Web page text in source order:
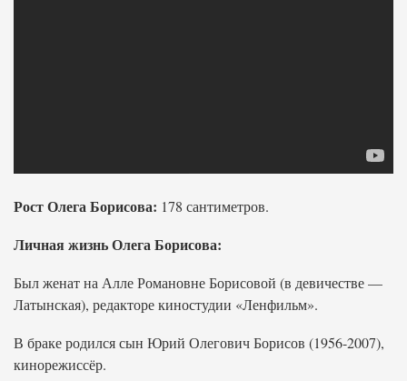
Рост Олега Борисова: 178 сантиметров.
Личная жизнь Олега Борисова:
Был женат на Алле Романовне Борисовой (в девичестве —
Латынская), редакторе киностудии «Ленфильм».
В браке родился сын Юрий Олегович Борисов (1956-2007),
кинорежиссёр.